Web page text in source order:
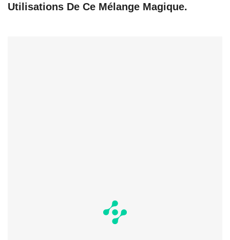
Utilisations De Ce Mélange Magique.